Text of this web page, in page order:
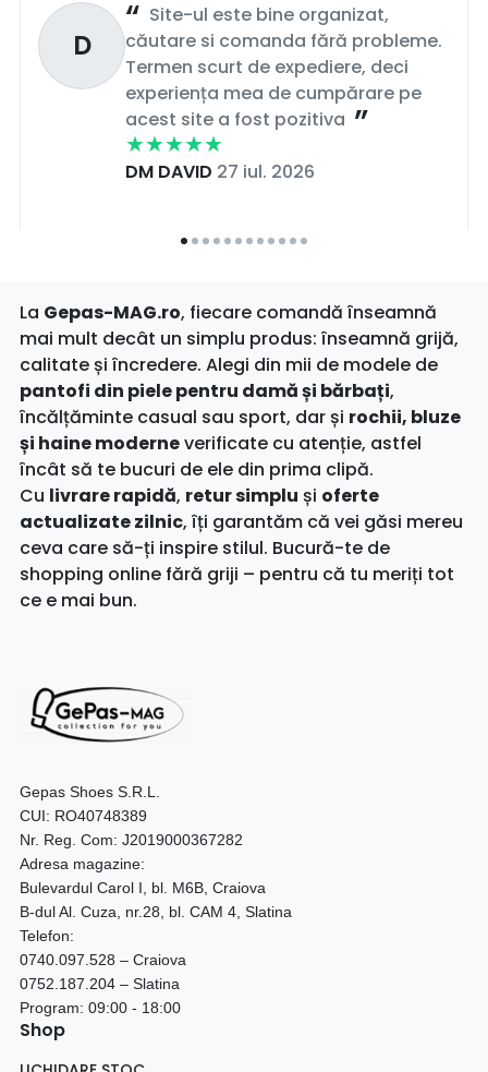
D
Site-ul este bine organizat,
căutare si comanda fără probleme.
Termen scurt de expediere, deci
experiența mea de cumpărare pe
acest site a fost pozitiva
DM DAVID 27 iul. 2026
La Gepas-MAG.ro, fiecare comandă înseamnă
mai mult decât un simplu produs: înseamnă grijă,
calitate și încredere. Alegi din mii de modele de
pantofi din piele pentru damă și bărbați,
încălțăminte casual sau sport, dar și rochii, bluze
și haine moderneverificate cu atenție, astfel
încât să te bucuri de ele din prima clipă.
Cu livrare rapidă, retur simplu și oferte
actualizate zilnic, îți garantăm că vei găsi mereu
ceva care să-ți inspire stilul. Bucură-te de
shopping online fără griji – pentru că tu meriți tot
ce e mai bun.
Gepas Shoes S.R.L.
CUI: RO40748389
Nr. Reg. Com: J2019000367282
Adresa magazine:
Bulevardul Carol I, bl. M6B, Craiova
B-dul Al. Cuza, nr.28, bl. CAM 4, Slatina
Telefon:
0740.097.528 – Craiova
0752.187.204 – Slatina
Program: 09:00 - 18:00
Shop